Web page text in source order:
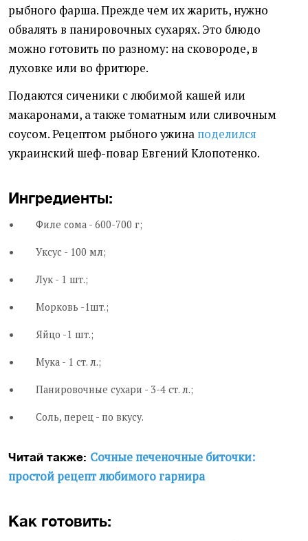
рыбного фарша. Прежде чем их жарить, нужно
обвалять в панировочных сухарях. Это блюдо
можно готовить по разному: на сковороде, в
духовке или во фритюре.
Подаются сиченики с любимой кашей или
макаронами, а также томатным или сливочным
соусом. Рецептом рыбного ужина поделился
украинский шеф-повар Евгений Клопотенко.
Ингредиенты:
Филе сома - 600-700 г;
Уксус - 100 мл;
Лук - 1 шт.;
Морковь -1шт.;
Яйцо -1 шт.;
Мука - 1 ст. л.;
Панировочные сухари - 3-4 ст. л.;
Соль, перец - по вкусу.
Читай также: Сочные печеночные биточки:
простой рецепт любимого гарнира
Как готовить: